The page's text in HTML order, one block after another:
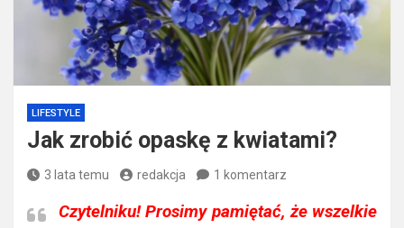
LIFESTYLE
Jak zrobić opaskę z kwiatami?
3 lata temu redakcja 1 komentarz
Czytelniku!Prosimy pamiętać, że wszelkie